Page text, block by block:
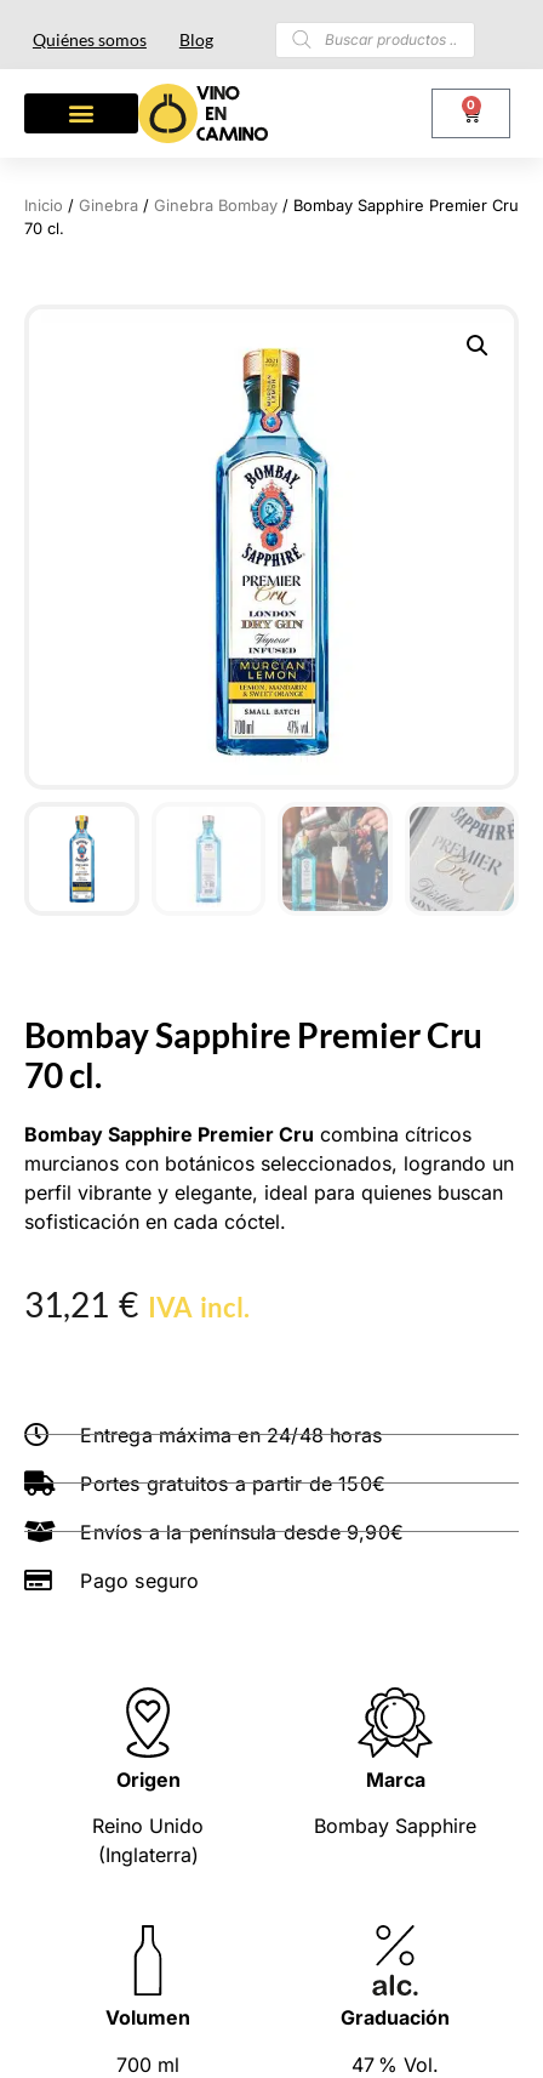
Quiénes somos Blog
0
Inicio / Ginebra / Ginebra Bombay / Bombay Sapphire Premier Cru
70 cl.
Bombay Sapphire Premier Cru
70 cl.
Bombay Sapphire Premier Cru combina cítricos
murcianos con botánicos seleccionados, logrando un
perfil vibrante y elegante, ideal para quienes buscan
sofisticación en cada cóctel.
31,21 € IVA incl.
Entrega máxima en 24/48 horas
Portes gratuitos a partir de 150€
Envíos a la península desde 9,90€
Pago seguro
Origen
Reino Unido
(Inglaterra)
Marca
Bombay Sapphire
Volumen
700 ml
Graduación
47 % Vol.